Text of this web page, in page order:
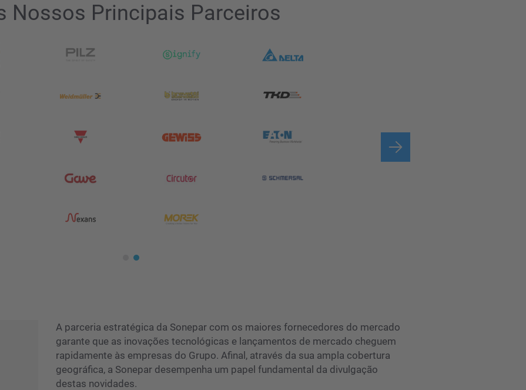
Nossos Principais Parceiros
A parceria estratégica da Sonepar com os maiores fornecedores do mercado
garante que as inovações tecnológicas e lançamentos de mercado cheguem
rapidamente às empresas do Grupo. Afinal, através da sua ampla cobertura
geográfica, a Sonepar desempenha um papel fundamental da divulgação
destas novidades.